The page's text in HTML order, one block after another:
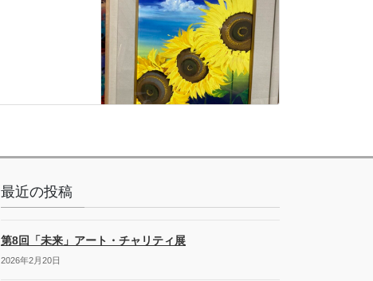
最近の投稿
第8回「未来」アート・チャリティ展
2026年2月20日